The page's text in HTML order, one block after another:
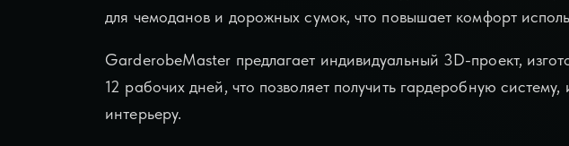
для чемоданов и дорожных сумок, что повышает комфорт
GarderobeMaster предлагает индивидуальный 3D-проект,
12 рабочих дней, что позволяет получить гардеробную
интерьеру.